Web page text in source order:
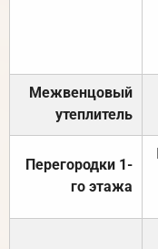
Межвенцовый
утеплитель
Перегородки 1-
го этажа